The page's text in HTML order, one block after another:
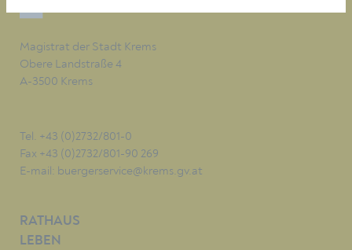
Magistrat der Stadt Krems
Obere Landstraße 4
A-3500 Krems
Tel. +43 (0)2732/801-0
Fax +43 (0)2732/801-90 269
E-mail: buergerservice@krems.gv.at
RATHAUS
LEBEN